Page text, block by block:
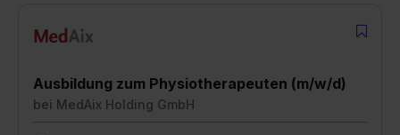
Ausbildung zum Physiotherapeuten (m/w/d)
bei MedAix Holding GmbH